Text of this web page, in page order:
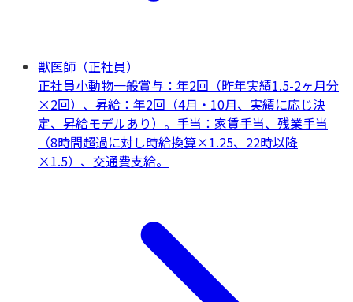
獣医師（正社員）
正社員小動物一般賞与：年2回（昨年実績1.5-2ヶ月分
×2回）、昇給：年2回（4月・10月、実績に応じ決
定、昇給モデルあり）。手当：家賃手当、残業手当
（8時間超過に対し時給換算×1.25、22時以降
×1.5）、交通費支給。